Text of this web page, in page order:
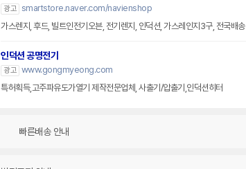
광고 smartstore.naver.com/navienshop
가스렌지, 후드, 빌트인전기오븐, 전기렌지, 인덕션, 가스레인지3구, 전국배송
인덕션 공명전기
광고 www.gongmyeong.com
특허획득,고주파유도가열기 제작전문업체, 사출기/압출기,인덕션히터
빠른배송 안내